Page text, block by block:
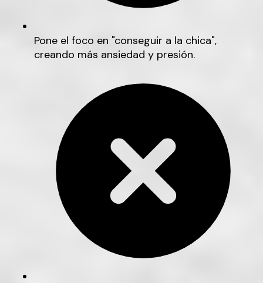
Pone el foco en "conseguir a la chica",
creando más ansiedad y presión.